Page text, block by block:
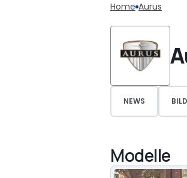
Home Aurus
NEWS
Modelle